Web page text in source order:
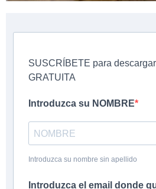
SUSCRÍBETE para
GRATUITA
Introduzca su NOMBRE
Introduzca su nombre sin apellido
Introduzca el email donde